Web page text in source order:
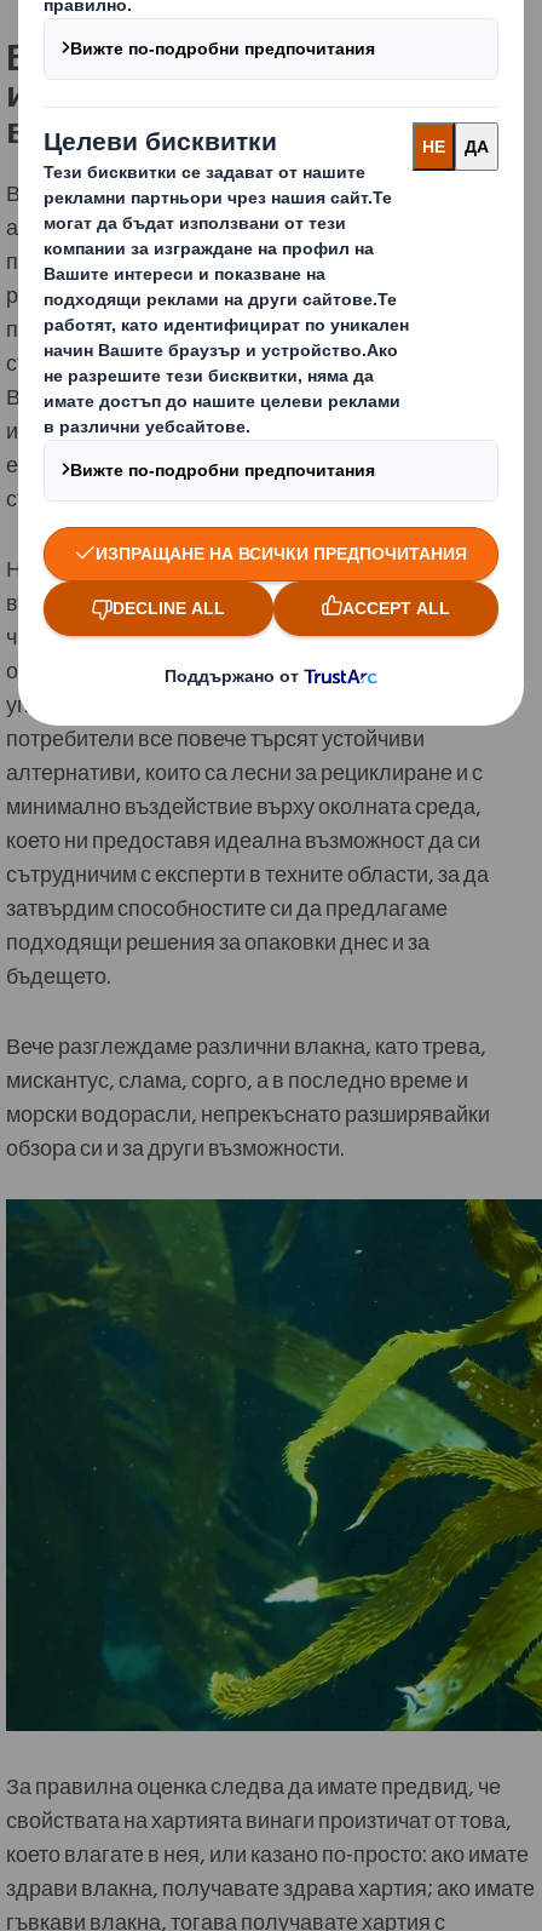
Водеща роля в търсенето на
иновативни алтернативни
влакна
Все повече се увеличава интересът към
алтернативните влакна на пазара, като се обръща
по-голямо внимание на повторното използване на
различни странични продукти от производствения
процес, като отпадъчни продукти от селското
стопанство и хранително-вкусовата промишленост.
В свят, в който се налага да преосмислим как
използваме оскъдните си ресурси, включително
енергията, постоянно търсим нови начини за
създаване на по-устойчиви продукти.
Нашите 700 дизайнери непрестанно търсят нови
възможности за създаване на кръгови решения,
чиято цел е да премахнат проблемните пластмаси в
опаковките и да запазят използваните материали в
употреба възможно най-дълго. Нашите клиенти и
потребители все повече търсят устойчиви
алтернативи, които са лесни за рециклиране и с
минимално въздействие върху околната среда,
което ни предоставя идеална възможност да си
сътрудничим с експерти в техните области, за да
затвърдим способностите си да предлагаме
подходящи решения за опаковки днес и за
бъдещето.
Вече разглеждаме различни влакна, като трева,
мискантус, слама, сорго, а в последно време и
морски водорасли, непрекъснато разширявайки
обзора си и за други възможности.
За правилна оценка следва да имате предвид, че
свойствата на хартията винаги произтичат от това,
което влагате в нея, или казано по-просто: ако имате
здрави влакна, получавате здрава хартия; ако имате
гъвкави влакна, тогава получавате хартия с